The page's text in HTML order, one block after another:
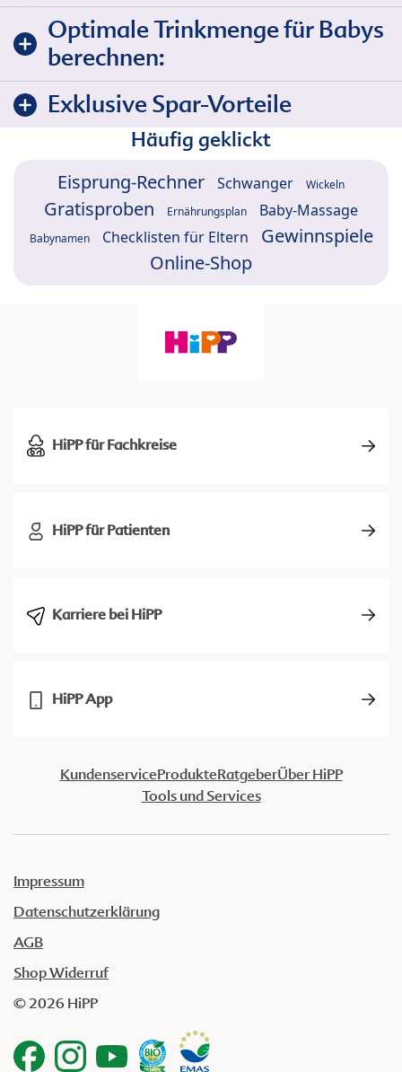
Optimale Trinkmenge für Babys
berechnen:
Exklusive Spar-Vorteile
Häufig geklickt
Eisprung-Rechner Schwanger Wickeln
Gratisproben Ernährungsplan Baby-Massage
Babynamen Checklisten für Eltern
Gewinnspiele
Online-Shop
HiPP für Fachkreise
HiPP für Patienten
Karriere bei HiPP
HiPP App
KundenserviceProdukteRatgeberÜber HiPP
Tools und Services
Impressum
Datenschutzerklärung
AGB
Shop Widerruf
© 2026 HiPP